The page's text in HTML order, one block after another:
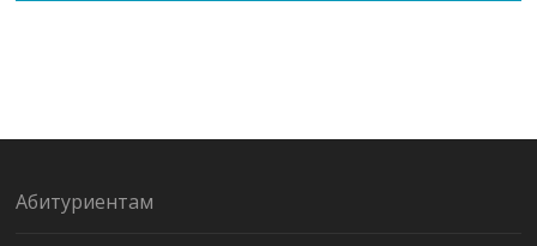
Абитуриентам